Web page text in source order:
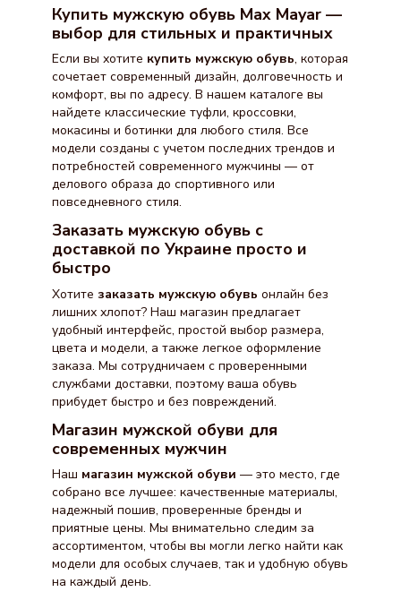
Купить мужскую обувь Max Mayar —
выбор для стильных и практичных
Если вы хотите купить мужскую обувь, которая
сочетает современный дизайн, долговечность и
комфорт, вы по адресу. В нашем каталоге вы
найдете классические туфли, кроссовки,
мокасины и ботинки для любого стиля. Все
модели созданы с учетом последних трендов и
потребностей современного мужчины — от
делового образа до спортивного или
повседневного стиля.
Заказать мужскую обувь с
доставкой по Украине просто и
быстро
Хотите заказать мужскую обувь онлайн без
лишних хлопот? Наш магазин предлагает
удобный интерфейс, простой выбор размера,
цвета и модели, а также легкое оформление
заказа. Мы сотрудничаем с проверенными
службами доставки, поэтому ваша обувь
прибудет быстро и без повреждений.
Магазин мужской обуви для
современных мужчин
Наш магазин мужской обуви — это место, где
собрано все лучшее: качественные материалы,
надежный пошив, проверенные бренды и
приятные цены. Мы внимательно следим за
ассортиментом, чтобы вы могли легко найти как
модели для особых случаев, так и удобную обувь
на каждый день.